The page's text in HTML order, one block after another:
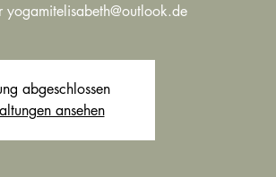
abgeschlossen
ansehen